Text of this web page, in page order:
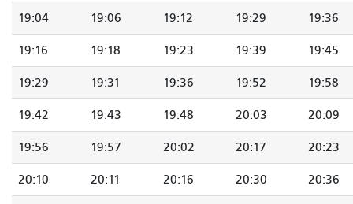
19:04 19:06 19:12 19:29 19:36
19:16 19:18 19:23 19:39 19:45
19:29 19:31 19:36 19:52 19:58
19:42 19:43 19:48 20:03 20:09
19:56 19:57 20:02 20:17 20:23
20:10 20:11 20:16 20:30 20:36